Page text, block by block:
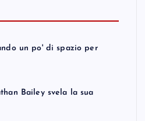
un po' di spazio per
Bailey svela la sua